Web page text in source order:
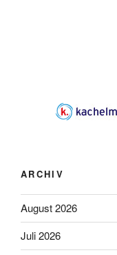
ARCHIV
August 2026
Juli 2026